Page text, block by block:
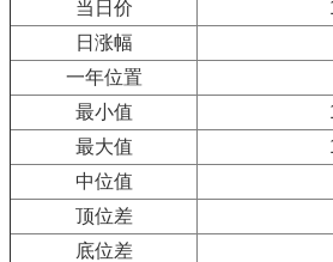
当日价
日涨幅
一年位置
最小值
最大值
中位值
顶位差
底位差